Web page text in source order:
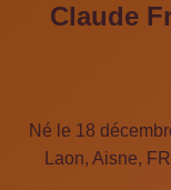
Claude
Né le 18
Laon, Aisne,